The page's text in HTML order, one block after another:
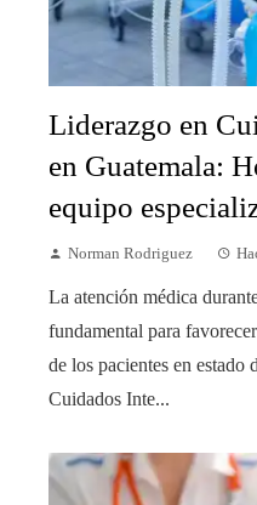
Liderazgo en
en Guatemala:
equipo
Norman Rodriguez
La atención médica
fundamental para
de los pacientes en estado
Cuidados Inte...